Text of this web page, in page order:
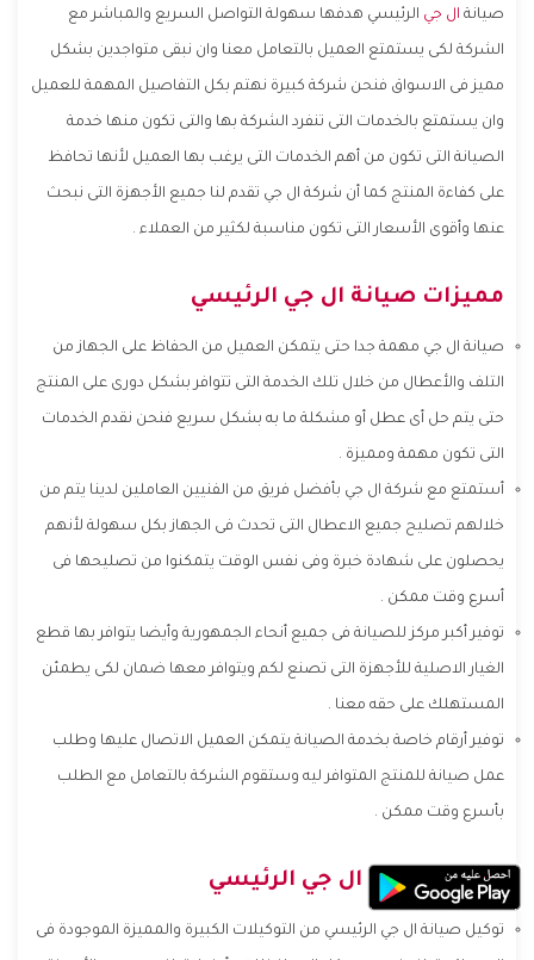
صيانة ال جي الرئيسي هدفها سهولة التواصل السريع والمباشر مع
الشركة لكى يستمتع العميل بالتعامل معنا وان نبقى متواجدين بشكل
مميز فى الاسواق فنحن شركة كبيرة نهتم بكل التفاصيل المهمة للعميل
وان يستمتع بالخدمات التى تنفرد الشركة بها والتى تكون منها خدمة
الصيانة التى تكون من أهم الخدمات التى يرغب بها العميل لأنها تحافظ
على كفاءة المنتج كما أن شركة ال جي تقدم لنا جميع الأجهزة التى نبحث
عنها وأقوى الأسعار التى تكون مناسبة لكثير من العملاء .
مميزات صيانة ال جي الرئيسي
صيانة ال جي مهمة جدا حتى يتمكن العميل من الحفاظ على الجهاز من
التلف والأعطال من خلال تلك الخدمة التى تتوافر بشكل دورى على المنتج
حتى يتم حل أى عطل أو مشكلة ما به بشكل سريع فنحن نقدم الخدمات
التى تكون مهمة ومميزة .
أستمتع مع شركة ال جي بأفضل فريق من الفنيين العاملين لدينا يتم من
خلالهم تصليح جميع الاعطال التى تحدث فى الجهاز بكل سهولة لأنهم
يحصلون على شهادة خبرة وفى نفس الوقت يتمكنوا من تصليحها فى
أسرع وقت ممكن .
توفير أكبر مركز للصيانة فى جميع أنحاء الجمهورية وأيضا يتوافر بها قطع
الغيار الاصلية للأجهزة التى تصنع لكم ويتوافر معها ضمان لكى يطمئن
المستهلك على حقه معنا .
توفير أرقام خاصة بخدمة الصيانة يتمكن العميل الاتصال عليها وطلب
عمل صيانة للمنتج المتوافر ليه وستقوم الشركة بالتعامل مع الطلب
بأسرع وقت ممكن .
توكيل صيانة ال جي الرئيسي
توكيل صيانة ال جي الرئيسي من التوكيلات الكبيرة والمميزة الموجودة فى